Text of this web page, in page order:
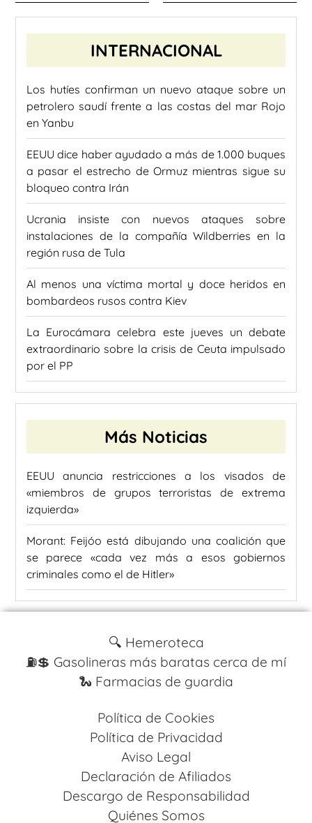
INTERNACIONAL
Los hutíes confirman un nuevo ataque sobre un
petrolero saudí frente a las costas del mar Rojo
en Yanbu
EEUU dice haber ayudado a más de 1.000 buques
a pasar el estrecho de Ormuz mientras sigue su
bloqueo contra Irán
Ucrania insiste con nuevos ataques sobre
instalaciones de la compañía Wildberries en la
región rusa de Tula
Al menos una víctima mortal y doce heridos en
bombardeos rusos contra Kiev
La Eurocámara celebra este jueves un debate
extraordinario sobre la crisis de Ceuta impulsado
por el PP
Más Noticias
EEUU anuncia restricciones a los visados de
«miembros de grupos terroristas de extrema
izquierda»
Morant: Feijóo está dibujando una coalición que
se parece «cada vez más a esos gobiernos
criminales como el de Hitler»
🔍 Hemeroteca
⛽️💲 Gasolineras más baratas cerca de mí
🐍 Farmacias de guardia
Política de Cookies
Política de Privacidad
Aviso Legal
Declaración de Afiliados
Descargo de Responsabilidad
Quiénes Somos